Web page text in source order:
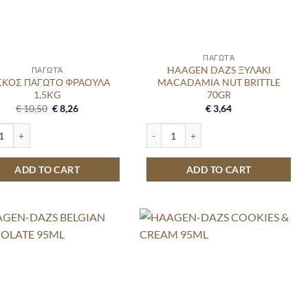
ΠΑΓΩΤΆ
ΠΑΓΩΤΟ ΦΡΑΟΥΛΑ
1,5KG
€10,50 Original
price
€8,26Current
ADD TO CART
ΠΑΓΩΤΆ
HAAGEN DAZS ΞΥΛΑΚΙ
MACADAMIA NUT BRITTLE
70GR
€3,64
ADD TO CART